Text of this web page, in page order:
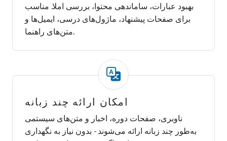
بهبود عبارات، ساماندهی محتوا، بررسی املا. مناسب
برای صفحات پیشنهاد، ماژول‌های درسی، ایمیل‌ها و
متن‌های راهنما.
امکان ارائه چند زبانه
ناوبری، صفحات دوره، اخبار و متن‌های سیستمی
به‌طور چند زبانه ارائه می‌شوند - بدون نیاز به نگهداری